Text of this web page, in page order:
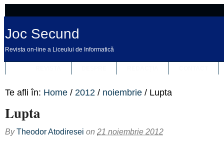
Joc Secund
Revista on-line a Liceului de Informatică
Te afli în: Home / 2012 / noiembrie / Lupta
Lupta
ByTheodor Atodiresei on 21 noiembrie 2012